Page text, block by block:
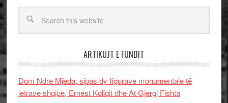
ARTIKUJT E FUNDIT
Dom Ndre Mjeda, sipas dy figurave monumentale të
letrave shqipe, Ernest Koliqit dhe At Gjergj Fishta